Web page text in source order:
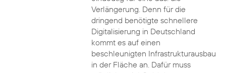
Verlängerung. Denn für die
dringend benötigte schnellere
Digitalisierung in Deutschland
kommt es auf einen
beschleunigten Infrastrukturausbau
in der Fläche an. Dafür muss